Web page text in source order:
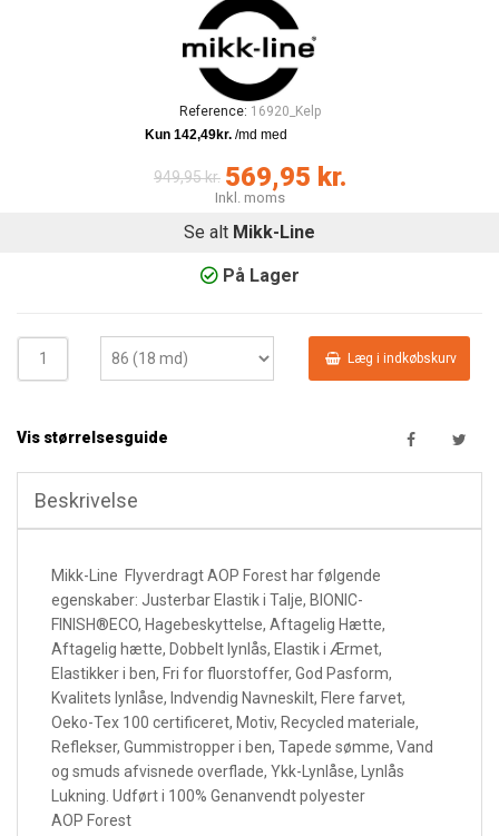
Reference: 16920_Kelp
949,95 kr. 569,95 kr.
Inkl. moms
Se alt Mikk-Line
På Lager
Læg i indkøbskurv
Vis størrelsesguide
Beskrivelse
Mikk-Line Flyverdragt AOP Forest har følgende
egenskaber: Justerbar Elastik i Talje, BIONIC-
FINISH®ECO, Hagebeskyttelse, Aftagelig Hætte,
Aftagelig hætte, Dobbelt lynlås, Elastik i Ærmet,
Elastikker i ben, Fri for fluorstoffer, God Pasform,
Kvalitets lynlåse, Indvendig Navneskilt, Flere farvet,
Oeko-Tex 100 certificeret, Motiv, Recycled materiale,
Reflekser, Gummistropper i ben, Tapede sømme, Vand
og smuds afvisnede overflade, Ykk-Lynlåse, Lynlås
Lukning. Udført i 100% Genanvendt polyester
AOP Forest